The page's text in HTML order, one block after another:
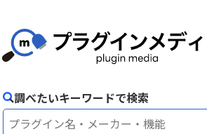
調べたいキーワードで検索